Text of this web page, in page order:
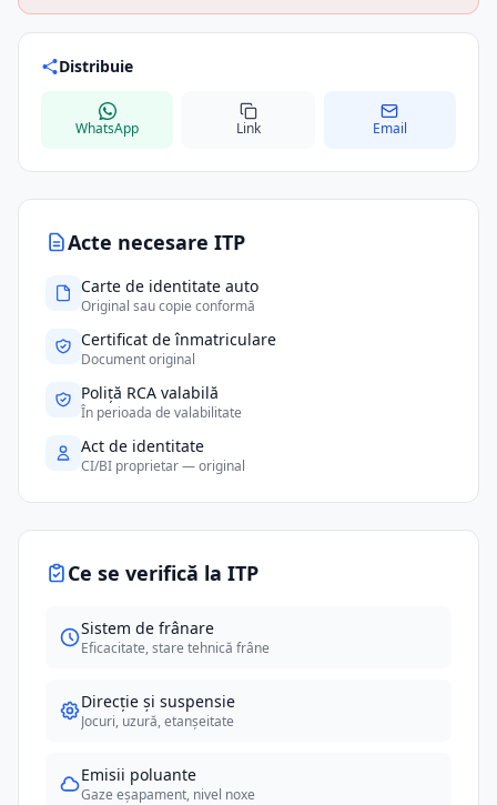
Acte necesare ITP
Carte de identitate auto
Original sau copie conformă
Certificat de înmatriculare
Document original
Poliță RCA valabilă
În perioada de valabilitate
Act de identitate
CI/BI proprietar — original
Ce se verifică la ITP
Sistem de frânare
Eficacitate, stare tehnică frâne
Direcție și suspensie
Jocuri, uzură, etanșeitate
Emisii poluante
Gaze eșapament, nivel noxe
Distribuie
WhatsApp Link Email